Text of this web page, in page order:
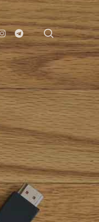
Telegram search